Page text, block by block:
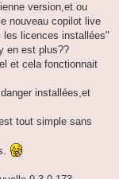
version,et ou
nouveau copilot live
les licences installées"
en est plus??
et cela fonctionnait
installées,et
tout simple sans